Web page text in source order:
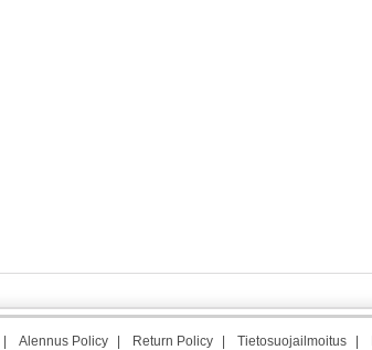
Alennus Policy Return Policy Tietosuojailmoitus